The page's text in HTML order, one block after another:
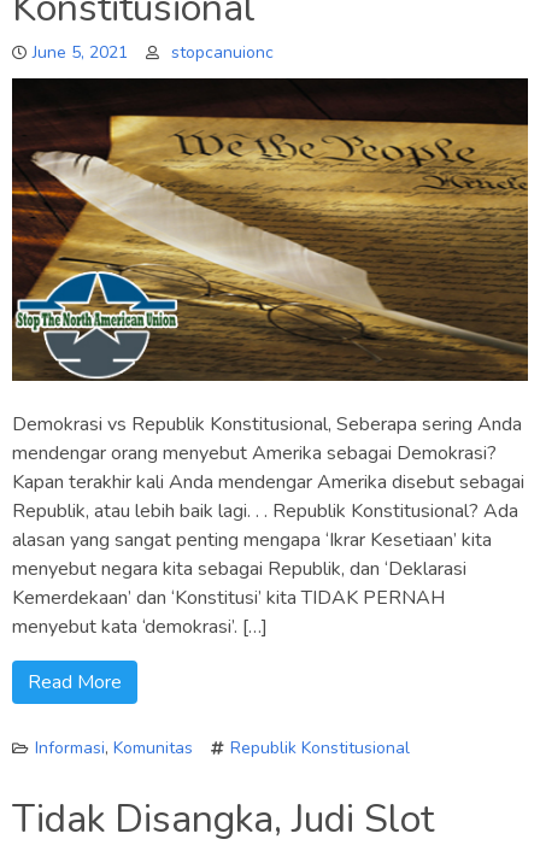
June 5, 2021 stopcanuionc
Demokrasi vs Republik Konstitusional, Seberapa sering Anda
mendengar orang menyebut Amerika sebagai Demokrasi?
Kapan terakhir kali Anda mendengar Amerika disebut sebagai
Republik, atau lebih baik lagi. . . Republik Konstitusional? Ada
alasan yang sangat penting mengapa ‘Ikrar Kesetiaan’ kita
menyebut negara kita sebagai Republik, dan ‘Deklarasi
Kemerdekaan’ dan ‘Konstitusi’ kita TIDAK PERNAH
menyebut kata ‘demokrasi’. […]
Read More
Informasi, Komunitas Republik Konstitusional
Tidak Disangka, Judi Slot